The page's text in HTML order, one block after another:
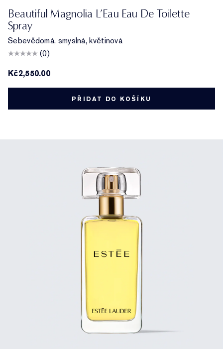
Beautiful Magnolia L’Eau Eau De Toilette
Spray
Sebevědomá, smyslná, květinová
(0)
Kč2,550.00
PŘIDAT DO KOŠÍKU